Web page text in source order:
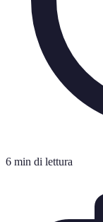
6 min di lettura